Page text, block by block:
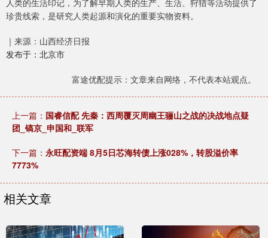
珍贵线索，是研究人类起源和演化的重要实物资料。
｜来源：山西经济日报
发布于：北京市
富途优配提示：文章来自网络，不代表本站观点。
上一篇： 国睿信配 先秦：西周覆灭周幽王骊山之战的决战地点疑
团_镐京_申国和_联军
下一篇： 永旺配资端 8月5日芯海转债上涨028%，转股溢价率
7773%
相关文章